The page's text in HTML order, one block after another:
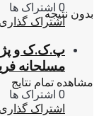
بدون نتیجه
مشاهده تمام نتایج
0 اشتراک ها
اشتراک گذاری
پ.ک.ک و
مسلحانه
0 اشتراک ها
اشتراک گذاری